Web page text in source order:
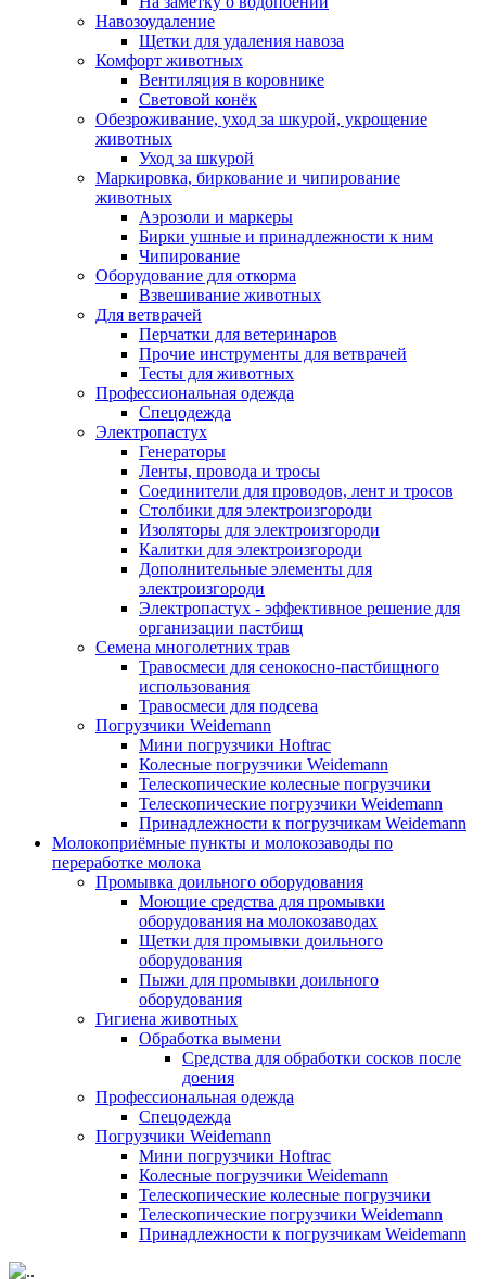
Навозоудаление
Щетки для удаления навоза
Комфорт животных
Вентиляция в коровнике
Световой конёк
Обезроживание, уход за шкурой, укрощение
животных
Уход за шкурой
Маркировка, биркование и чипирование
животных
Аэрозоли и маркеры
Бирки ушные и принадлежности к ним
Чипирование
Оборудование для откорма
Взвешивание животных
Для ветврачей
Перчатки для ветеринаров
Прочие инструменты для ветврачей
Тесты для животных
Профессиональная одежда
Cпецодежда
Электропастух
Генераторы
Ленты, провода и тросы
Соединители для проводов, лент и тросов
Столбики для электроизгороди
Изоляторы для электроизгороди
Калитки для электроизгороди
Дополнительные элементы для
электроизгороди
Электропастух - эффективное решение для
организации пастбищ
Семена многолетних трав
Травосмеси для сенокосно-пастбищного
использования
Травосмеси для подсева
Погрузчики Weidemann
Мини погрузчики Hoftraс
Колесные погрузчики Weidemann
Телескопические колесные погрузчики
Телескопические погрузчики Weidemann
Принадлежности к погрузчикам Weidemann
Молокоприёмные пункты и молокозаводы по
переработке молока
Промывка доильного оборудования
Моющие средства для промывки
оборудования на молокозаводах
Щетки для промывки доильного
оборудования
Пыжи для промывки доильного
оборудования
Гигиена животных
Обработка вымени
Средства для обработки сосков после
доения
Профессиональная одежда
Cпецодежда
Погрузчики Weidemann
Мини погрузчики Hoftraс
Колесные погрузчики Weidemann
Телескопические колесные погрузчики
Телескопические погрузчики Weidemann
Принадлежности к погрузчикам Weidemann